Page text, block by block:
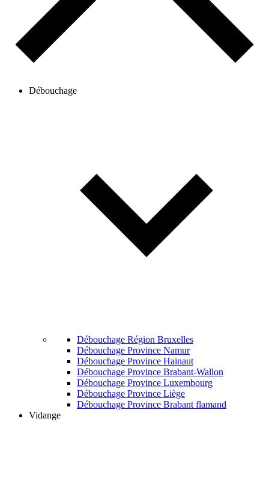
Débouchage
Débouchage Région Bruxelles
Débouchage Province Namur
Débouchage Province Hainaut
Débouchage Province Brabant-Wallon
Débouchage Province Luxembourg
Débouchage Province Liège
Débouchage Province Brabant flamand
Vidange